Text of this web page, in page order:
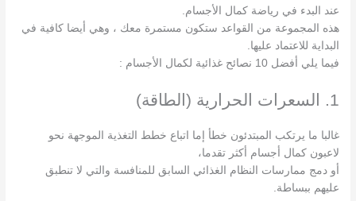
عند البدء في رياضة كمال الأجسام.
هذه المجموعة من القواعد ستكون مستمرة معك ، وهي أيضا كافية في
البداية للاعتماد عليها.
فيما يلي أفضل 10 نصائح غذائية لكمال الأجسام :
1. السعرات الحرارية (الطاقة)
غالبا ما يرتكب المبتدئون خطأ إما اتباع خطط التغذية الموجهة نحو
لاعبون كمال أجسام أكثر تقدما،
أو دمج ممارسات النظام الغذائي السابق للمنافسة والتي لا تنطبق
عليهم ببساطة.